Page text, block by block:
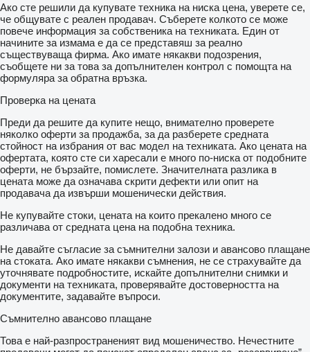
Ако сте решили да купувате техника на ниска цена, уверете се,
че общувате с реален продавач. Съберете колкото се може
повече информация за собственика на техниката. Един от
начините за измама е да се представяш за реално
съществуваща фирма. Ако имате някакви подозрения,
съобщете ни за това за допълнителен контрол с помощта на
формуляра за обратна връзка.
Проверка на цената
Преди да решите да купите нещо, внимателно проверете
няколко оферти за продажба, за да разберете средната
стойност на избрания от вас модел на техниката. Ако цената на
офертата, която сте си харесали е много по-ниска от подобните
оферти, не бързайте, помислете. Значителната разлика в
цената може да означава скрити дефекти или опит на
продавача да извърши мошенически действия.
Не купувайте стоки, цената на които прекалено много се
различава от средната цена на подобна техника.
Не давайте съгласие за съмнителни залози и авансово плащане
на стоката. Ако имате някакви съмнения, не се страхувайте да
уточнявате подробностите, искайте допълнителни снимки и
документи на техниката, проверявайте достоверността на
документите, задавайте въпроси.
Съмнително авансово плащане
Това е най-разпространеният вид мошеничество. Нечестните